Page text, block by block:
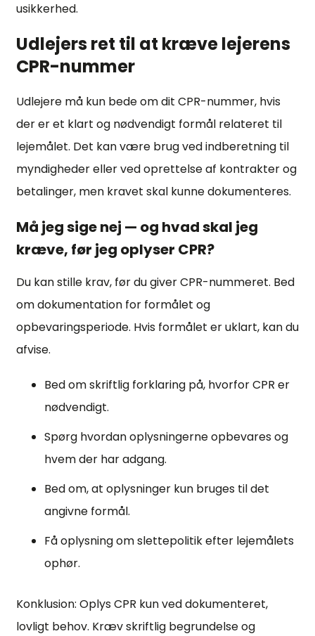
usikkerhed.
Udlejers ret til at kræve lejerens
CPR-nummer
Udlejere må kun bede om dit CPR-nummer, hvis
der er et klart og nødvendigt formål relateret til
lejemålet. Det kan være brug ved indberetning til
myndigheder eller ved oprettelse af kontrakter og
betalinger, men kravet skal kunne dokumenteres.
Må jeg sige nej — og hvad skal jeg
kræve, før jeg oplyser CPR?
Du kan stille krav, før du giver CPR-nummeret. Bed
om dokumentation for formålet og
opbevaringsperiode. Hvis formålet er uklart, kan du
afvise.
Bed om skriftlig forklaring på, hvorfor CPR er
nødvendigt.
Spørg hvordan oplysningerne opbevares og
hvem der har adgang.
Bed om, at oplysninger kun bruges til det
angivne formål.
Få oplysning om slettepolitik efter lejemålets
ophør.
Konklusion: Oplys CPR kun ved dokumenteret,
lovligt behov. Kræv skriftlig begrundelse og